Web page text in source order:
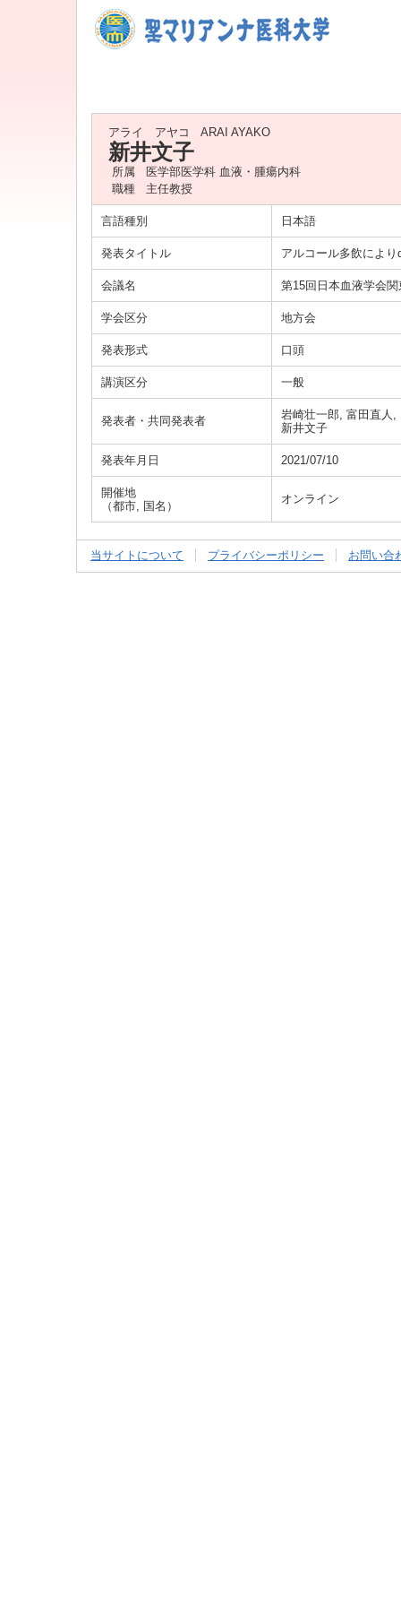
アライ アヤコ ARAI AYAKO
新井文子
所属
医学部医学科 血液・腫瘍内科
職種
主任教授
言語種別 日本語
発表タイトル アルコール多飲によ
会議名 第15回日本血液学会
学会区分 地方会
発表形式 口頭
講演区分 一般
発表者・共同発表者
岩崎壮一郎, 富田直人
新井文子
発表年月日 2021/07/10
開催地
（都市, 国名）
オンライン
当サイトについて プライバシーポリシー お問い合